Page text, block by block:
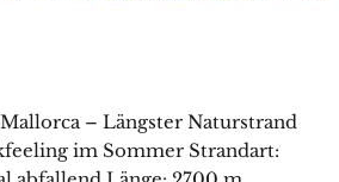
– Längster Naturstrand
im Sommer Strandart: